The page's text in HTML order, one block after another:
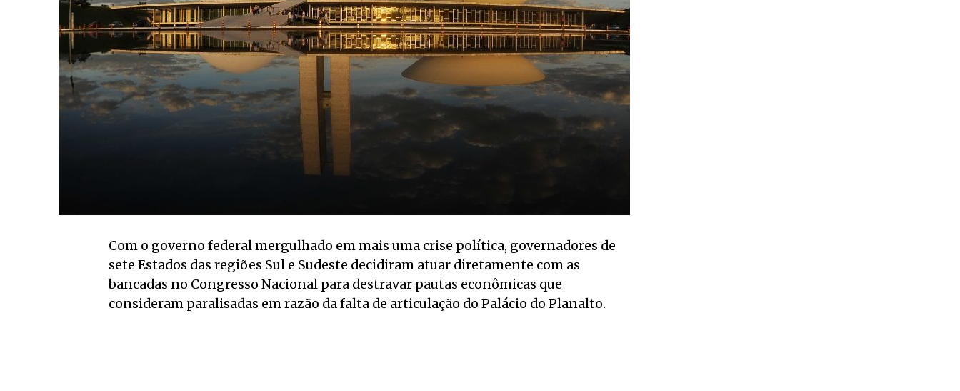
Com o governo federal mergulhado em mais uma crise política, governadores de
sete Estados das regiões Sul e Sudeste decidiram atuar diretamente com as
bancadas no Congresso Nacional para destravar pautas econômicas que
consideram paralisadas em razão da falta de articulação do Palácio do Planalto.